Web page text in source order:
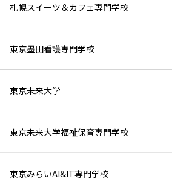
札幌スイーツ＆カフェ専門学校
東京墨田看護専門学校
東京未来大学
東京未来大学福祉保育専門学校
東京みらいAI&IT専門学校